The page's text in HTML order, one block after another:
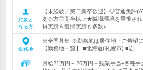
対象と
なる方
【未経験／第二新卒歓迎】◎普通免許
ある方◎高卒以上★職場環境を重視さ
得実績＆復帰実績も多数♪
勤務地
※全国募集 ※勤務地は居住地・ご希望
【勤務地一覧】 ■北海道(札幌市) ■岩…
月給21万円～26万円＋残業手当+各種